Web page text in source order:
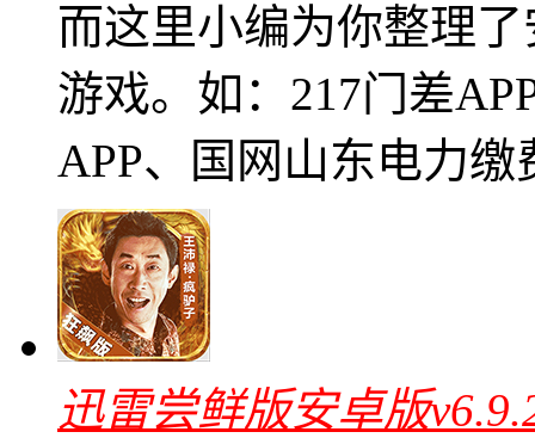
而这里小编为你整理
游戏。如：217门差
APP、国网山东电力
迅雷尝鲜版安卓版